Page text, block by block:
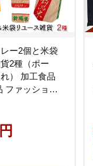
ー2個と米袋
2種（ポー
） 加工食品
ファッション